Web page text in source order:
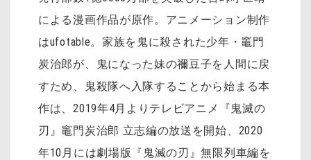
による漫画作品が原作。アニメーション制作
はufotable。家族を鬼に殺された少年・竈門
炭治郎が、鬼になった妹の禰󠄀豆子を人間に戻
すため、鬼殺隊へ入隊することから始まる本
作は、2019年4月よりテレビアニメ『鬼滅の
刃』竈門炭治郎 立志編の放送を開始、2020
年10月には劇場版『鬼滅の刃』無限列車編を